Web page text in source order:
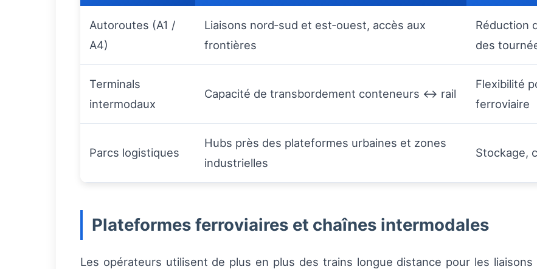
Autoroutes (A1 /
A4)
Liaisons nord‑sud et est‑ouest, accès aux
frontières
Réduction
des
Terminals
intermodaux
Capacité de transbordement conteneurs ↔ rail
Flexibilité
ferroviaire
Parcs logistiques
Hubs près des plateformes urbaines et zones
industrielles
Stockage,
Plateformes ferroviaires et chaînes intermodales
Les opérateurs utilisent de plus en plus des trains longue distance pour les liaisons